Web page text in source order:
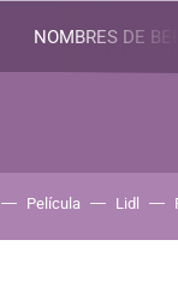
NOMBRES DE
Película Lidl